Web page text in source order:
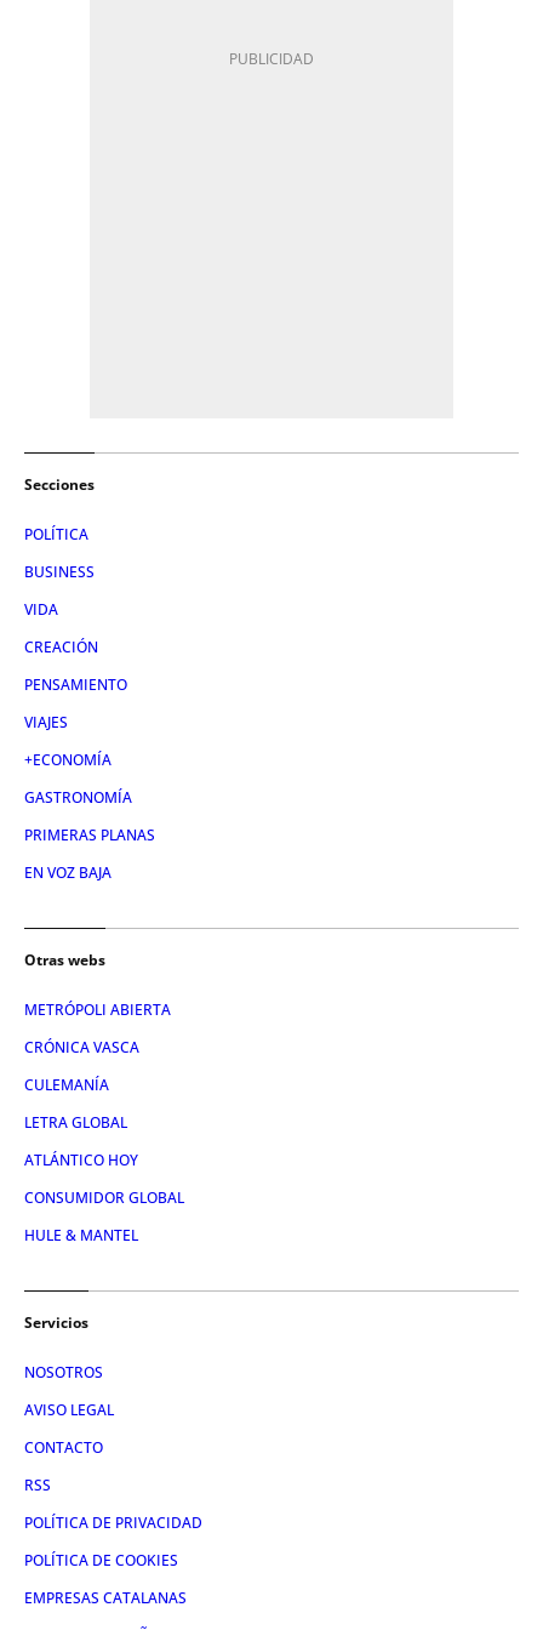
Secciones
POLÍTICA
BUSINESS
VIDA
CREACIÓN
PENSAMIENTO
VIAJES
+ECONOMÍA
GASTRONOMÍA
PRIMERAS PLANAS
EN VOZ BAJA
Otras webs
METRÓPOLI ABIERTA
CRÓNICA VASCA
CULEMANÍA
LETRA GLOBAL
ATLÁNTICO HOY
CONSUMIDOR GLOBAL
HULE & MANTEL
Servicios
NOSOTROS
AVISO LEGAL
CONTACTO
RSS
POLÍTICA DE PRIVACIDAD
POLÍTICA DE COOKIES
EMPRESAS CATALANAS